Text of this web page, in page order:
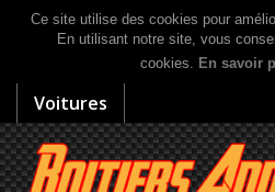
Ce site utilise des cookies pour
En utilisant notre site, vous
cookies. En savoir
Voitures